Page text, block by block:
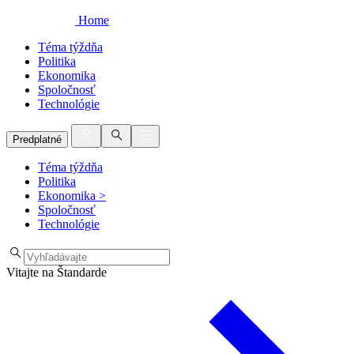
Home
Téma týždňa
Politika
Ekonomika
Spoločnosť
Technológie
Predplatné
Téma týždňa
Politika
Ekonomika >
Spoločnosť
Technológie
Vitajte na Štandarde